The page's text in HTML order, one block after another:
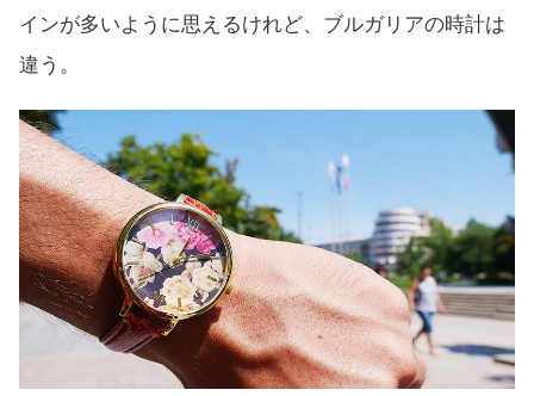
インが多いように思えるけれど、ブルガリアの時計は
違う。